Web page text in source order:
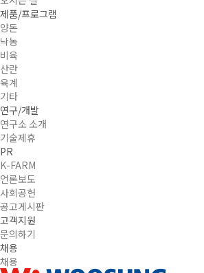
제품/프로그램
양돈
낙농
비육
산란
육계
기타
연구/개발
연구소 소개
기술제휴
PR
K-FARM
언론보도
사회공헌
공고게시판
고객지원
문의하기
채용
채용